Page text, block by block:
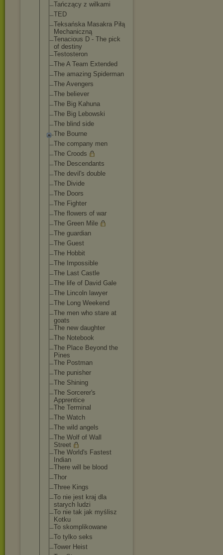
Tańczący z wilkami
TED
Teksańska Masakra Piłą
Mechaniczną
Tenacious D - The pick
of destiny
Testosteron
The A Team Extended
The amazing Spiderman
The Avengers
The believer
The Big Kahuna
The Big Lebowski
The blind side
The Bourne
The company men
The Croods
The Descendants
The devil's double
The Divide
The Doors
The Fighter
The flowers of war
The Green Mile
The guardian
The Guest
The Hobbit
The Impossible
The Last Castle
The life of David Gale
The Lincoln lawyer
The Long Weekend
The men who stare at
goats
The new daughter
The Notebook
The Place Beyond the
Pines
The Postman
The punisher
The Shining
The Sorcerer's
Apprentice
The Terminal
The Watch
The wild angels
The Wolf of Wall
Street
The World's Fastest
Indian
There will be blood
Thor
Three Kings
To nie jest kraj dla
starych ludzi
To nie tak jak myślisz
Kotku
To skomplikowane
To tylko seks
Tower Heist